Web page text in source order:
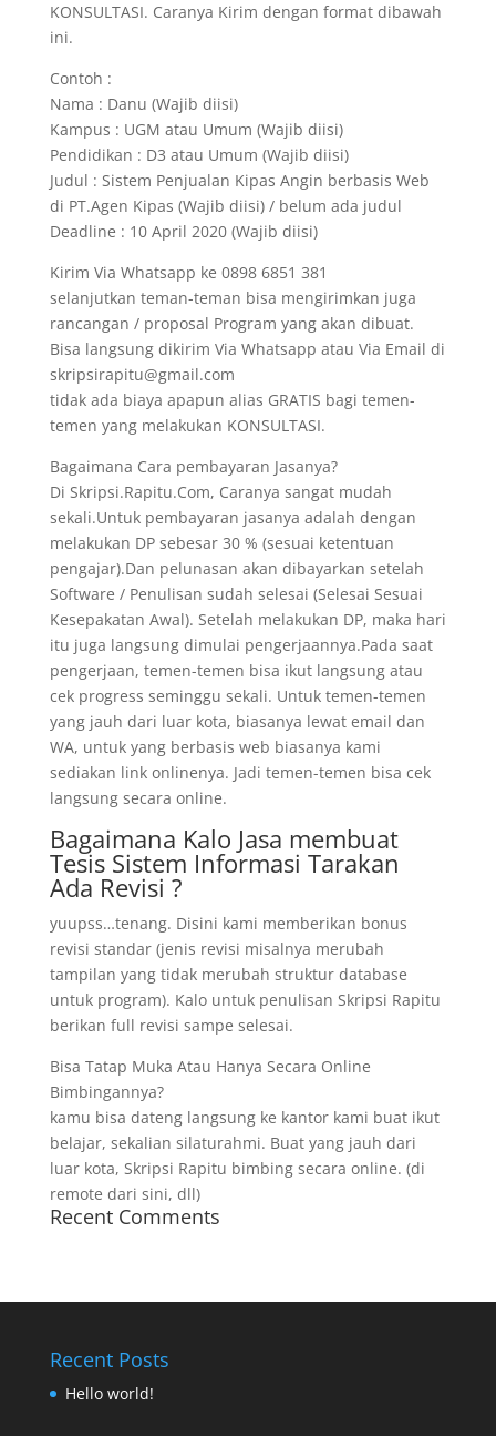
KONSULTASI. Caranya Kirim dengan format dibawah
ini.
Contoh :
Nama : Danu (Wajib diisi)
Kampus : UGM atau Umum (Wajib diisi)
Pendidikan : D3 atau Umum (Wajib diisi)
Judul : Sistem Penjualan Kipas Angin berbasis Web
di PT.Agen Kipas (Wajib diisi) / belum ada judul
Deadline : 10 April 2020 (Wajib diisi)
Kirim Via Whatsapp ke 0898 6851 381
selanjutkan teman-teman bisa mengirimkan juga
rancangan / proposal Program yang akan dibuat.
Bisa langsung dikirim Via Whatsapp atau Via Email di
skripsirapitu@gmail.com
tidak ada biaya apapun alias GRATIS bagi temen-
temen yang melakukan KONSULTASI.
Bagaimana Cara pembayaran Jasanya?
Di Skripsi.Rapitu.Com, Caranya sangat mudah
sekali.Untuk pembayaran jasanya adalah dengan
melakukan DP sebesar 30 % (sesuai ketentuan
pengajar).Dan pelunasan akan dibayarkan setelah
Software / Penulisan sudah selesai (Selesai Sesuai
Kesepakatan Awal). Setelah melakukan DP, maka hari
itu juga langsung dimulai pengerjaannya.Pada saat
pengerjaan, temen-temen bisa ikut langsung atau
cek progress seminggu sekali. Untuk temen-temen
yang jauh dari luar kota, biasanya lewat email dan
WA, untuk yang berbasis web biasanya kami
sediakan link onlinenya. Jadi temen-temen bisa cek
langsung secara online.
Bagaimana Kalo Jasa membuat
Tesis Sistem Informasi Tarakan
Ada Revisi ?
yuupss…tenang. Disini kami memberikan bonus
revisi standar (jenis revisi misalnya merubah
tampilan yang tidak merubah struktur database
untuk program). Kalo untuk penulisan Skripsi Rapitu
berikan full revisi sampe selesai.
Bisa Tatap Muka Atau Hanya Secara Online
Bimbingannya?
kamu bisa dateng langsung ke kantor kami buat ikut
belajar, sekalian silaturahmi. Buat yang jauh dari
luar kota, Skripsi Rapitu bimbing secara online. (di
remote dari sini, dll)
Recent Comments
Recent Posts
Hello world!